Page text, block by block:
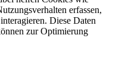
erfassen,
Diese Daten
zur Optimierung